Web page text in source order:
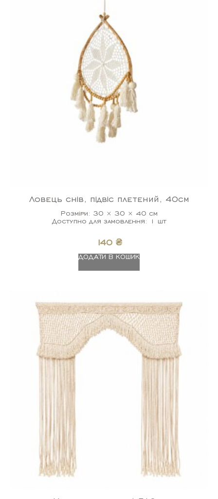
Ловець снів, підвіс плетений, 40см
Розміри: 30 × 30 × 40 см
Доступно для замовлення: 1 шт
140 ₴
ДОДАТИ В КОШИК